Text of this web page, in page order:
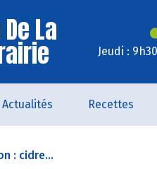
La
Jeudi :
Actualités Recettes
: cidre...